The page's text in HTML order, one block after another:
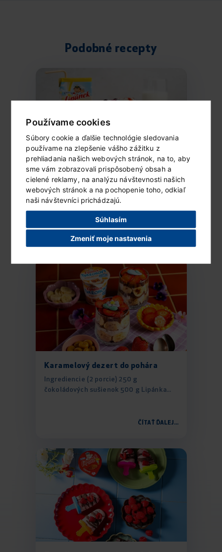
Používame cookies
Súbory cookie a ďalšie technológie sledovania
používame na zlepšenie vášho zážitku z
prehliadania našich webových stránok, na to, aby
sme vám zobrazovali prispôsobený obsah a
cielené reklamy, na analýzu návštevnosti našich
webových stránok a na pochopenie toho, odkiaľ
naši návštevníci prichádzajú.
Súhlasím
Zmeniť moje nastavenia
Podobné recepty
Mrazený Lipánek s ovocím
a čokoládou
Ingrediencie (6 porcií) 1 vanilkové...
Karamelový dezert do pohára
Ingrediencie (2 porcie) 250 g
čokoládových sušienok 500 g Lipánka...
ČÍTAŤ ĎALEJ...